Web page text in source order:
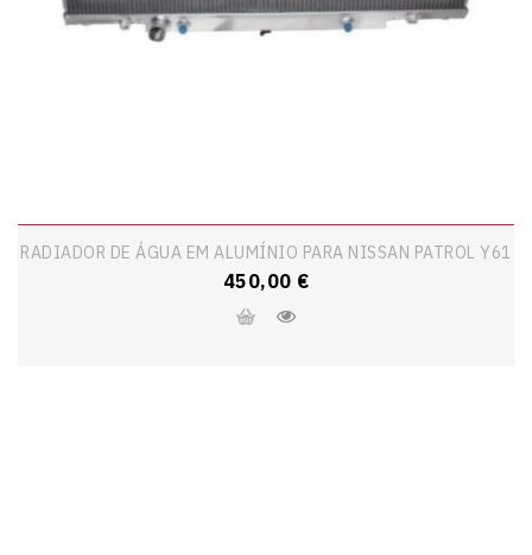
RADIADOR DE ÁGUA EM ALUMÍNIO PARA NISSAN PATROL Y61
Preço
450,00 €